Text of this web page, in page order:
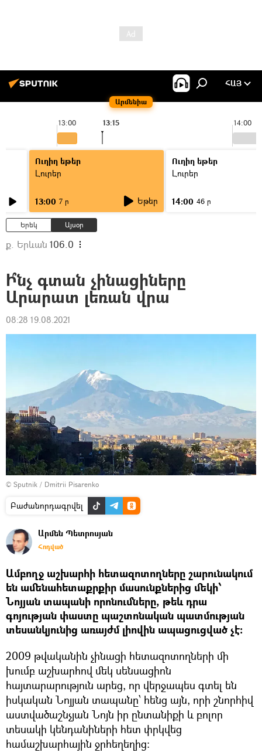
Արմենիա
ՀԱՅ
13:00 14:00
13:15
Ուղիղ եթեր
Լուրեր
13:00 7 ր Եթեր
Ուղիղ եթեր
Լուրեր
14:00 46 ր
Երեկ Այսօր
ք. Երևան 106.0
Ի՞նչ գտան չինացիները
Արարատ լեռան վրա
08:28 19.08.2021
© Sputnik / Dmitrii Pisarenko
Բաժանորդագրվել
Արմեն Պետրոսյան
Հոդված
Ամբողջ աշխարհի հետազոտողները շարունակում
են ամենահետաքրքիր մասունքներից մեկի՝
Նոյյան տապանի որոնումները, թեև դրա
գոյության փաստը պաշտոնական պատմության
տեսանկյունից առայժմ լիովին ապացուցված չէ:
2009 թվականին չինացի հետազոտողների մի
խումբ աշխարհով մեկ սենսացիոն
հայտարարություն արեց, որ վերջապես գտել են
իսկական Նոյյան տապանը՝ հենց այն, որի շնորհիվ
աստվածաշնչյան Նոյն իր ընտանիքի և բոլոր
տեսակի կենդանիների հետ փրկվեց
համաշխարհային ջրհեղեղից: